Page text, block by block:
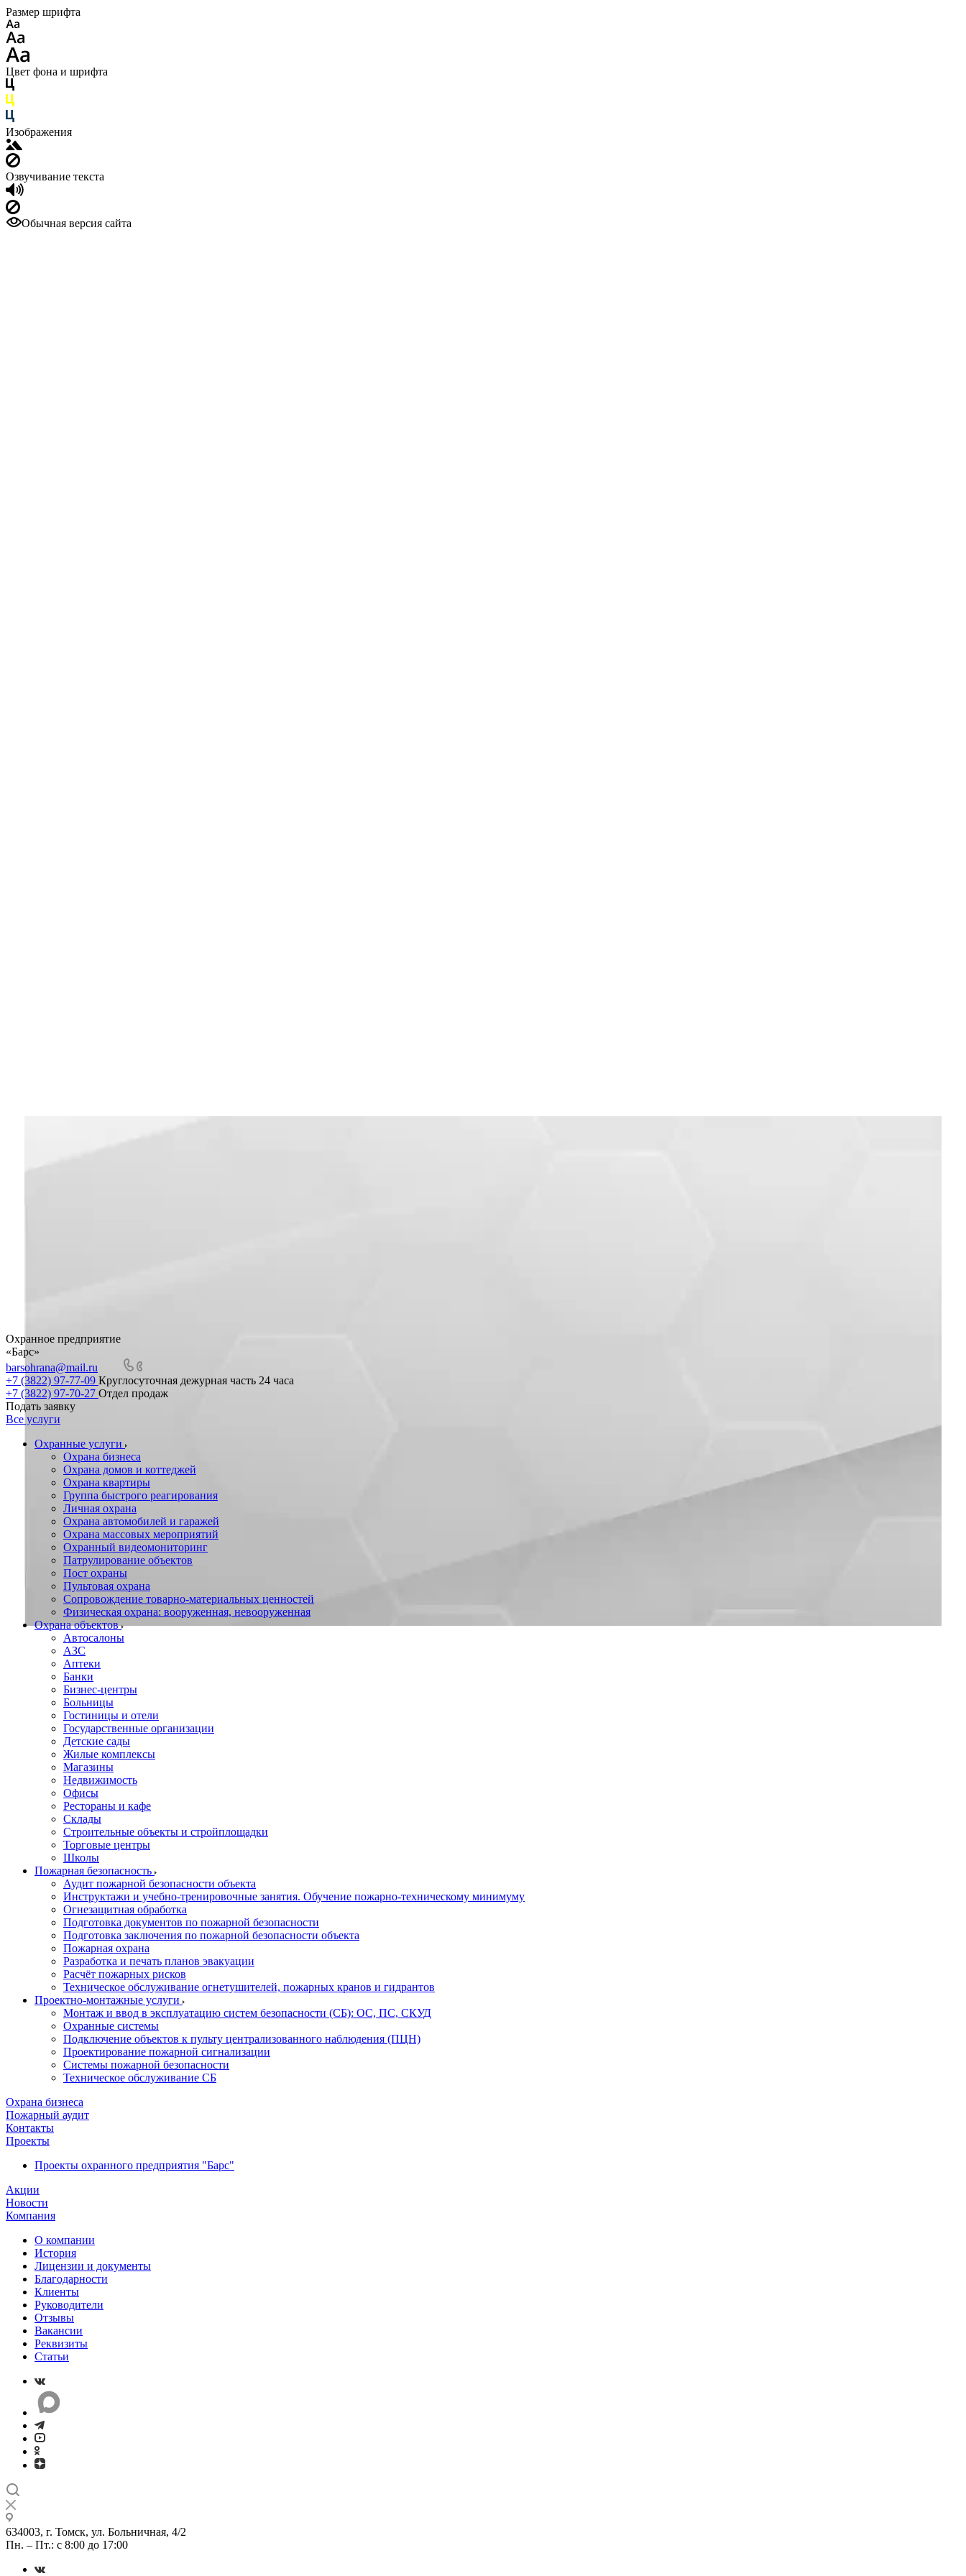
Размер шрифта
Цвет фона и шрифта
Изображения
Озвучивание текста
Обычная версия сайта
Охранное предприятие
«Барс»
barsohrana@mail.ru
+7 (3822) 97-77-09 Круглосуточная дежурная часть 24 часа
+7 (3822) 97-70-27 Отдел продаж
Подать заявку
Все услуги
Охранные услуги
Охрана бизнеса
Охрана домов и коттеджей
Охрана квартиры
Группа быстрого реагирования
Личная охрана
Охрана автомобилей и гаражей
Охрана массовых мероприятий
Охранный видеомониторинг
Патрулирование объектов
Пост охраны
Пультовая охрана
Сопровождение товарно-материальных ценностей
Физическая охрана: вооруженная, невооруженная
Охрана объектов
Автосалоны
АЗС
Аптеки
Банки
Бизнес-центры
Больницы
Гостиницы и отели
Государственные организации
Детские сады
Жилые комплексы
Магазины
Недвижимость
Офисы
Рестораны и кафе
Склады
Строительные объекты и стройплощадки
Торговые центры
Школы
Пожарная безопасность
Аудит пожарной безопасности объекта
Инструктажи и учебно-тренировочные занятия. Обучение пожарно-техническому минимуму
Огнезащитная обработка
Подготовка документов по пожарной безопасности
Подготовка заключения по пожарной безопасности объекта
Пожарная охрана
Разработка и печать планов эвакуации
Расчёт пожарных рисков
Техническое обслуживание огнетушителей, пожарных кранов и гидрантов
Проектно-монтажные услуги
Монтаж и ввод в эксплуатацию систем безопасности (СБ): ОС, ПС, СКУД
Охранные системы
Подключение объектов к пульту централизованного наблюдения (ПЦН)
Проектирование пожарной сигнализации
Системы пожарной безопасности
Техническое обслуживание СБ
Охрана бизнеса
Пожарный аудит
Контакты
Проекты
Проекты охранного предприятия "Барс"
Акции
Новости
Компания
О компании
История
Лицензии и документы
Благодарности
Клиенты
Руководители
Отзывы
Вакансии
Реквизиты
Статьи
634003, г. Томск, ул. Больничная, 4/2
Пн. – Пт.: с 8:00 до 17:00